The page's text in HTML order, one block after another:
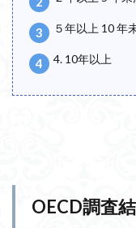
５年以上 10 年
4. 10年以上
OECD調査